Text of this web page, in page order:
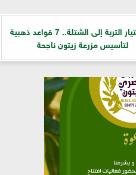
من اختيار التربة إلى الشتلة.. 7 قواعد ذهبية
لتأسيس مزرعة زيتون ناجحة